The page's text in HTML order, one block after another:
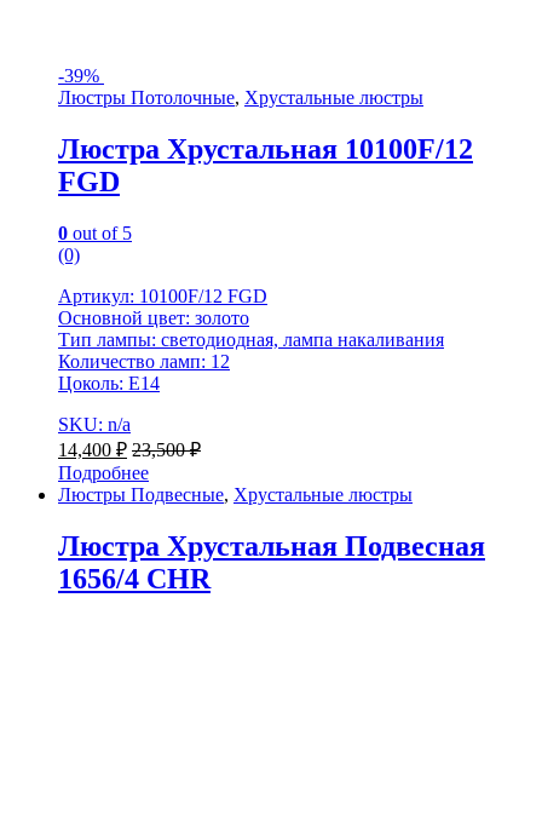
-39%
Люстры Потолочные, Хрустальные люстры
Люстра Хрустальная 10100F/12
FGD
0 out of 5
(0)
Артикул: 10100F/12 FGD
Основной цвет: золото
Тип лампы: светодиодная, лампа накаливания
Количество ламп: 12
Цоколь: Е14
SKU: n/a
14,400 ₽ 23,500₽
Подробнее
Люстры Подвесные, Хрустальные люстры
Люстра Хрустальная Подвесная
1656/4 CHR